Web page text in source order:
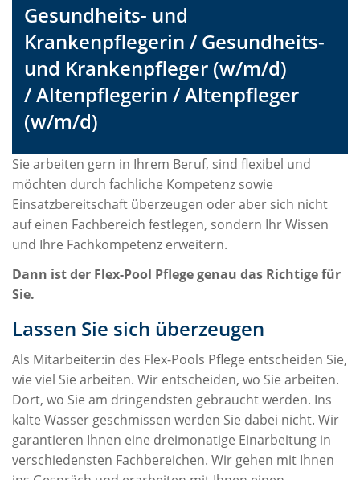
Gesundheits- und
Krankenpflegerin / Gesundheits-
und Krankenpfleger (w/m/d)
/ Altenpflegerin / Altenpfleger
(w/m/d)
Sie arbeiten gern in Ihrem Beruf, sind flexibel und
möchten durch fachliche Kompetenz sowie
Einsatzbereitschaft überzeugen oder aber sich nicht
auf einen Fachbereich festlegen, sondern Ihr Wissen
und Ihre Fachkompetenz erweitern.
Dann ist der Flex-Pool Pflege genau das Richtige für
Sie.
Lassen Sie sich überzeugen
Als Mitarbeiter:in des Flex-Pools Pflege entscheiden Sie,
wie viel Sie arbeiten. Wir entscheiden, wo Sie arbeiten.
Dort, wo Sie am dringendsten gebraucht werden. Ins
kalte Wasser geschmissen werden Sie dabei nicht. Wir
garantieren Ihnen eine dreimonatige Einarbeitung in
verschiedensten Fachbereichen. Wir gehen mit Ihnen